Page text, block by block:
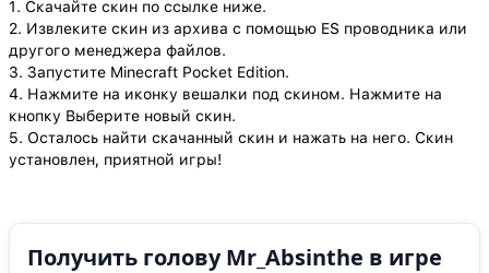
1. Скачайте скин по ссылке ниже.
2. Извлеките скин из архива с помощью ES проводника или
другого менеджера файлов.
3. Запустите Minecraft Pocket Edition.
4. Нажмите на иконку вешалки под скином. Нажмите на
кнопку Выберите новый скин.
5. Осталось найти скачанный скин и нажать на него. Скин
установлен, приятной игры!
Получить голову Mr_Absinthe в игре